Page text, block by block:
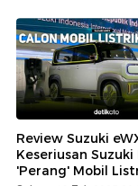
Review Suzuki
Keseriusan Suzuki
'Perang' Mobil